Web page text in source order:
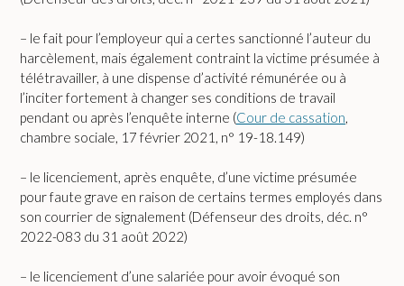
– le fait pour l’employeur qui a certes sanctionné l’auteur du
harcèlement, mais également contraint la victime présumée à
télétravailler, à une dispense d’activité rémunérée ou à
l’inciter fortement à changer ses conditions de travail
pendant ou après l’enquête interne (Cour de cassation
chambre sociale, 17 février 2021, n° 19-18.149)
– le licenciement, après enquête, d’une victime présumée
pour faute grave en raison de certains termes employés dans
son courrier de signalement (Défenseur des droits, déc. n°
2022-083 du 31 août 2022)
– le licenciement d’une salariée pour avoir évoqué son